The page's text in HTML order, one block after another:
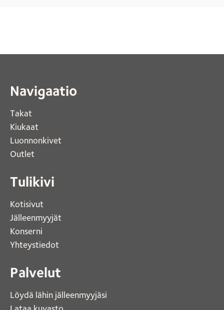
Navigaatio
Takat
Kiukaat
Luonnonkivet
Outlet
Tulikivi
Kotisivut
Jälleenmyyjät
Konserni
Yhteystiedot
Palvelut
Löydä lähin jälleenmyyjäsi